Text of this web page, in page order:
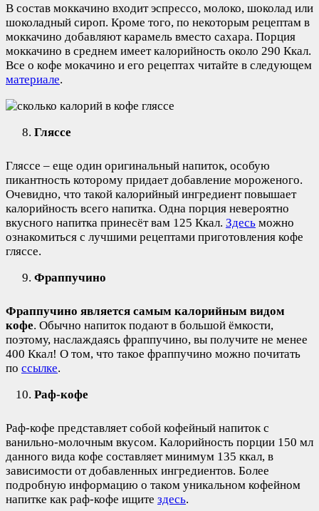
В состав моккачино входит эспрессо, молоко, шоколад или
шоколадный сироп. Кроме того, по некоторым рецептам в
моккачино добавляют карамель вместо сахара. Порция
моккачино в среднем имеет калорийность около 290 Ккал.
Все о кофе мокачино и его рецептах читайте в следующем
материале.
Гляссе
Гляссе – еще один оригинальный напиток, особую
пикантность которому придает добавление мороженого.
Очевидно, что такой калорийный ингредиент повышает
калорийность всего напитка. Одна порция невероятно
вкусного напитка принесёт вам 125 Ккал. Здесь можно
ознакомиться с лучшими рецептами приготовления кофе
гляссе.
Фраппучино
Фраппучино является самым калорийным видом
кофе. Обычно напиток подают в большой ёмкости,
поэтому, наслаждаясь фраппучино, вы получите не менее
400 Ккал! О том, что такое фраппучино можно почитать
по ссылке.
Раф-кофе
Раф-кофе представляет собой кофейный напиток с
ванильно-молочным вкусом. Калорийность порции 150 мл
данного вида кофе составляет минимум 135 ккал, в
зависимости от добавленных ингредиентов. Более
подробную информацию о таком уникальном кофейном
напитке как раф-кофе ищите здесь.